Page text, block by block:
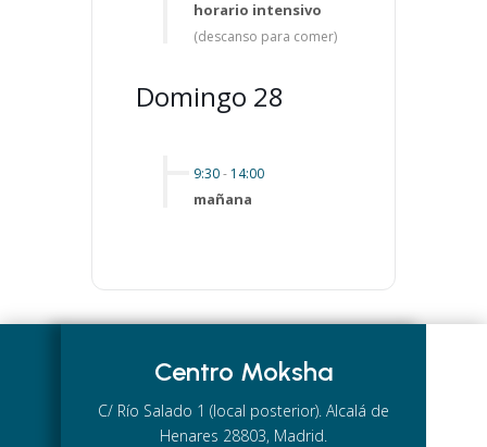
horario intensivo
(descanso para comer)
Domingo 28
9:30- 14:00
mañana
Centro Moksha
C/ Río Salado 1 (local posterior). Alcalá de
Henares 28803, Madrid.